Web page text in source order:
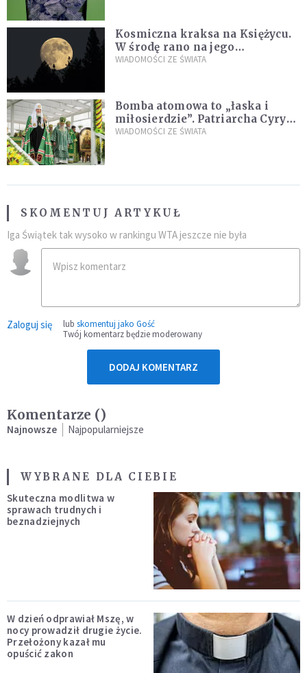
Kosmiczna kraksa na Księżycu.
W środę rano na jego
powierzchni dojdzie do
WIADOMOŚCI ZE ŚWIATA
Bomba atomowa to „łaska i
miłosierdzie”. Patriarcha Cyryl
wychwala Putina
WIADOMOŚCI ZE ŚWIATA
SKOMENTUJ ARTYKUŁ
Iga Świątek tak wysoko w rankingu WTA jeszcze nie była
Zaloguj się lub skomentuj jako Gość
Twój komentarz będzie moderowany
DODAJ KOMENTARZ
Komentarze ()
Najnowsze Najpopularniejsze
WYBRANE DLA CIEBIE
Skuteczna modlitwa w
sprawach trudnych i
beznadziejnych
W dzień odprawiał Mszę, w
nocy prowadził drugie życie.
Przełożony kazał mu
opuścić zakon